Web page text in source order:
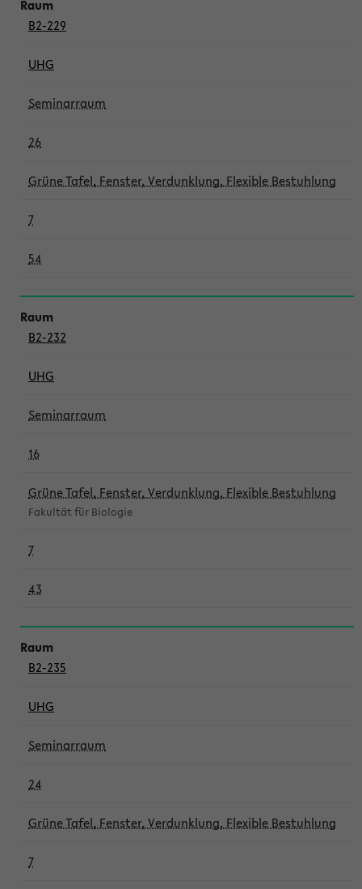
B2-229
UHG
Seminarraum
26
Grüne Tafel, Fenster, Verdunklung, Flexible Bestuhlung
7
54
B2-232
UHG
Seminarraum
16
Grüne Tafel, Fenster, Verdunklung, Flexible Bestuhlung
Fakultät für Biologie
7
43
B2-235
UHG
Seminarraum
24
Grüne Tafel, Fenster, Verdunklung, Flexible Bestuhlung
7